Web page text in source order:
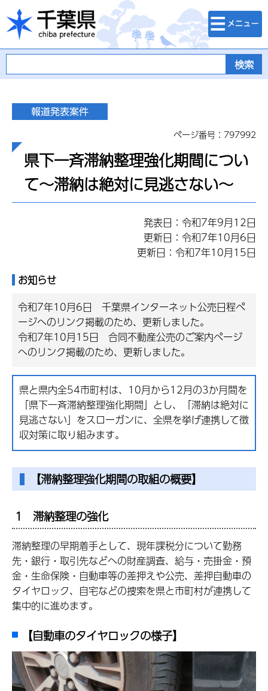
千葉県
検索・メニュ
ー
ページ番号：797992
県下一斉滞納整理強化期間につい
て～滞納は絶対に見逃さない～
発表日：令和7年9月12日
更新日：令和7年10月6日
更新日：令和7年10月15日
お知らせ
令和7年10月6日 千葉県インターネット公売日程ペ
ージへのリンク掲載のため、更新しました。
令和7年10月15日
合同不動産公売のご案内ページ
へのリンク掲載のため、更新しました。
県と県内全54市町村は、10月から12月の3か月間を
「県下一斉滞納整理強化期間」とし、「滞納は絶対に
見逃さない」をスローガンに、全県を挙げ連携して徴
収対策に取り組みます。
【滞納整理強化期間の取組の概要】
1 滞納整理の強化
滞納整理の早期着手として、現年課税分について勤務
先・銀行・取引先などへの財産調査、給与・売掛金・預
金・生命保険・自動車等の差押えや公売、差押自動車の
タイヤロック、自宅などの捜索を県と市町村が連携して
集中的に進めます。
【自動車のタイヤロックの様子】